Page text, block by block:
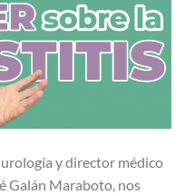
urología y director médico
Galán Maraboto, nos